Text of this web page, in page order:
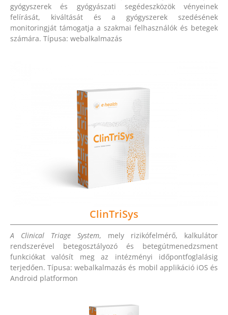
gyógyszerek és gyógyászati segédeszközök vényeinek
felírását, kiváltását és a gyógyszerek szedésének
monitoringját támogatja a szakmai felhasználók és betegek
számára. Típusa: webalkalmazás
ClinTriSys
A Clinical Triage System, mely rizikófelmérő, kalkulátor
rendszerével betegosztályozó és betegútmenedzsment
funkciókat valósít meg az intézményi időpontfoglalásig
terjedően. Típusa: webalkalmazás és mobil applikáció iOS és
Android platformon